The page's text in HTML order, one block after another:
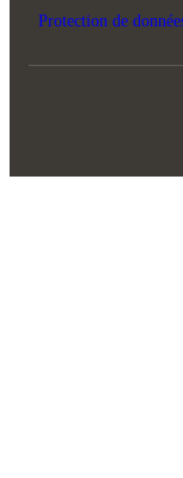
Protection de